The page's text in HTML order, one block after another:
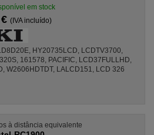
em stock
(IVA incluído)
HY20735LCD, LCDTV3700,
161578, PACIFIC, LCD37FULLHD,
W2606HDTDT, LALCD151, LCD 326
à distância equivalente